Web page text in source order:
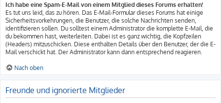
Ich habe eine Spam-E-Mail von einem Mitglied dieses Forums erhalten!
Es tut uns leid, das zu hören. Das E-Mail-Formular dieses Forums hat einige
Sicherheitsvorkehrungen, die Benutzer, die solche Nachrichten senden,
identifizieren sollen. Du solltest einem Administrator die komplette E-Mail, die
du bekommen hast, weiterleiten. Dabei ist es ganz wichtig, die Kopfzeilen
(Headers) mitzuschicken. Diese enthalten Details über den Benutzer, der die E-
Mail verschickt hat. Der Administrator kann dann entsprechend reagieren.
Nach oben
Freunde und ignorierte Mitglieder